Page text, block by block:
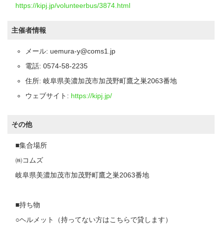
https://kipj.jp/volunteerbus/3874.html
主催者情報
メール: uemura-y@coms1.jp
電話: 0574-58-2235
住所: 岐阜県美濃加茂市加茂野町鷹之巣2063番地
ウェブサイト: https://kipj.jp/
その他
■集合場所
㈱コムズ
岐阜県美濃加茂市加茂野町鷹之巣2063番地
■持ち物
○ヘルメット（持ってない方はこちらで貸します）